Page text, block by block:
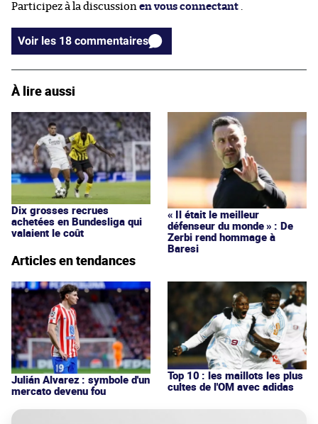
Participez à la discussion en vous connectant
Voir les 18 commentaires
À lire aussi
Dix grosses recrues
achetées en Bundesliga qui
valaient le coût
« Il était le meilleur
défenseur du monde » : De
Zerbi rend hommage à
Baresi
Articles en tendances
Julián Alvarez : symbole d'un
mercato devenu fou
Top 10 : les maillots les plus
cultes de l'OM avec adidas